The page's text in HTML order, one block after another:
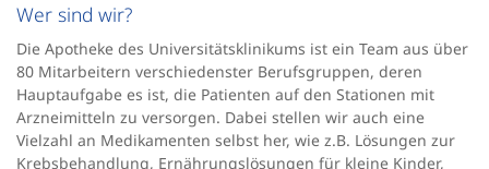
Wer sind wir?
Die Apotheke des Universitätsklinikums ist ein Team aus über
80 Mitarbeitern verschiedenster Berufsgruppen, deren
Hauptaufgabe es ist, die Patienten auf den Stationen mit
Arzneimitteln zu versorgen. Dabei stellen wir auch eine
Vielzahl an Medikamenten selbst her, wie z.B. Lösungen zur
Krebsbehandlung, Ernährungslösungen für kleine Kinder,